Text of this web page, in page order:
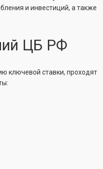
и инвестиций, а также
ЦБ РФ
ключевой ставки, проходят